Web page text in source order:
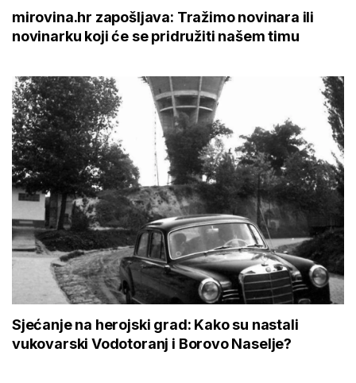
mirovina.hr zapošljava: Tražimo novinara ili
novinarku koji će se pridružiti našem timu
Sjećanje na herojski grad: Kako su nastali
vukovarski Vodotoranj i Borovo Naselje?